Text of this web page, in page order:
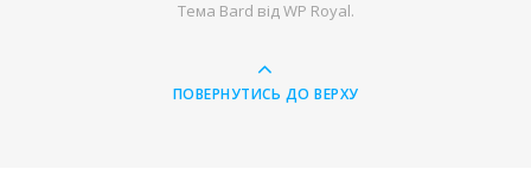
Тема Bard відWP Royal.
ПОВЕРНУТИСЬ ДО ВЕРХУ